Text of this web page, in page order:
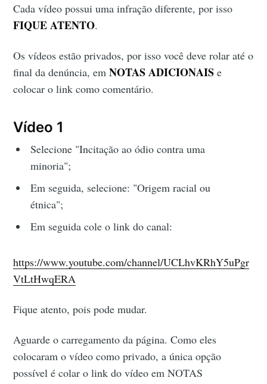
Cada vídeo possui uma infração diferente, por isso
FIQUE ATENTO.
Os vídeos estão privados, por isso você deve rolar até o
final da denúncia, emNOTAS ADICIONAIS e
colocar o link como comentário.
Vídeo 1
Selecione "Incitação ao ódio contra uma
minoria";
Em seguida, selecione: "Origem racial ou
étnica";
Em seguida cole o link do canal:
https://www.youtube.com/channel/UCLhvKRhY5uPgr
VtLtHwqERA
Fique atento, pois pode mudar.
Aguarde o carregamento da página. Como eles
colocaram o vídeo como privado, a única opção
possível é colar o link do vídeo em NOTAS